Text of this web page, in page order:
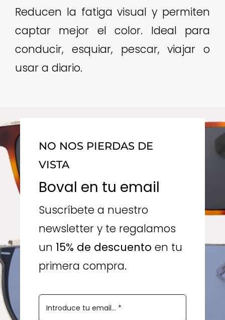
Reducen la fatiga visual y permiten
captar mejor el color. Ideal para
conducir, esquiar, pescar, viajar o
usar a diario.
NO NOS PIERDAS DE
VISTA
Boval en tu email
Suscríbete a nuestro
newsletter y te regalamos
un 15% de descuento en tu
primera compra.